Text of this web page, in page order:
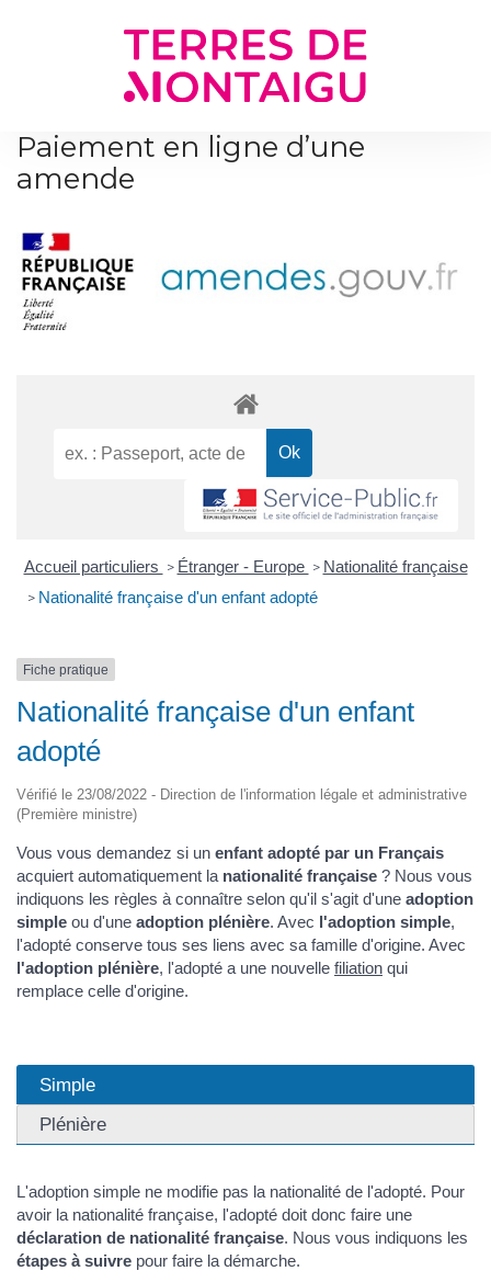
Paiement en ligne d’une
amende
Accueil particuliers > Étranger - Europe > Nationalité française
> Nationalité française d'un enfant adopté
Fiche pratique
Nationalité française d'un enfant
adopté
Vérifié le 23/08/2022 - Direction de l'information légale et administrative
(Première ministre)
Vous vous demandez si un enfant adopté par un Français
acquiert automatiquement la nationalité française ? Nous vous
indiquons les règles à connaître selon qu'il s'agit d'une adoption
simple ou d'une adoption plénière. Avec l'adoption simple,
l'adopté conserve tous ses liens avec sa famille d'origine. Avec
l'adoption plénière, l'adopté a une nouvelle filiation qui
remplace celle d'origine.
Simple
Plénière
L'adoption simple ne modifie pas la nationalité de l'adopté. Pour
avoir la nationalité française, l'adopté doit donc faire une
déclaration de nationalité française. Nous vous indiquons les
étapes à suivre pour faire la démarche.